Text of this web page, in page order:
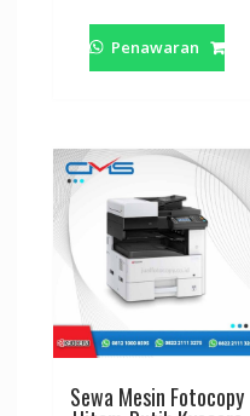
Penawaran
Sewa Mesin Fotocopy